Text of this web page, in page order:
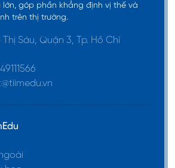
dụng công nghệ
lớn, góp phần khẳng định vị thế và
trên thị trường.
Thị Sáu, Quận 3, Tp. Hồ Chí